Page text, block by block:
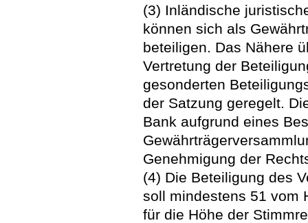
(3) Inländische
können sich als
beteiligen. Das Nähere
Vertretung der
gesonderten
der Satzung geregelt.
Bank aufgrund eines
Genehmigung der
(4) Die Beteiligung des
soll mindestens 51 vom
für die Höhe der